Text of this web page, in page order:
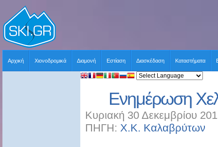
Αρχική Χιονοδρομικά Διαμονή Εστίαση Διασκέδαση Καταστήματα
Ενημέρωση
Κυριακή 30 Δεκεμβρίου
ΠΗΓΗ: Χ.Κ. Καλαβρύτων